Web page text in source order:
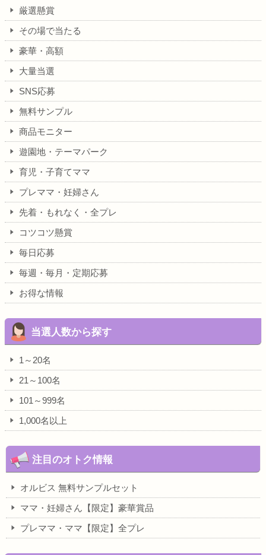
厳選懸賞
その場で当たる
豪華・高額
大量当選
SNS応募
無料サンプル
商品モニター
遊園地・テーマパーク
育児・子育てママ
プレママ・妊婦さん
先着・もれなく・全プレ
コツコツ懸賞
毎日応募
毎週・毎月・定期応募
お得な情報
当選人数から探す
1～20名
21～100名
101～999名
1,000名以上
注目のオトク情報
オルビス 無料サンプルセット
ママ・妊婦さん【限定】豪華賞品
プレママ・ママ【限定】全プレ